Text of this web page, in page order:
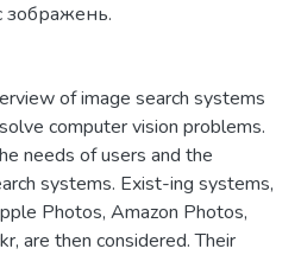
зображень.
of image search systems
computer vision problems.
needs of users and the
systems. Exist-ing systems,
Photos, Amazon Photos,
are then considered. Their